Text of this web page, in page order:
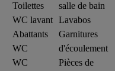
Toilettes
WC lavant
Abattants
WC
WC
salle de bain
Lavabos
Garnitures
d'écoulement
Pièces de